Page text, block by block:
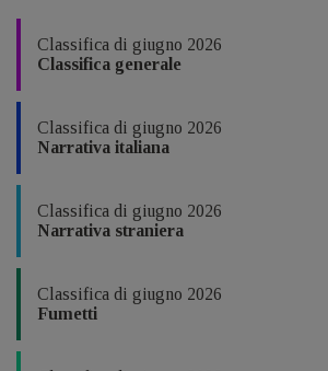
Classifica di giugno 2026
Classifica generale
Classifica di giugno 2026
Narrativa italiana
Classifica di giugno 2026
Narrativa straniera
Classifica di giugno 2026
Fumetti